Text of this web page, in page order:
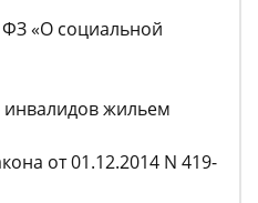
ФЗ «О социальной
инвалидов жильем
от 01.12.2014 N 419-